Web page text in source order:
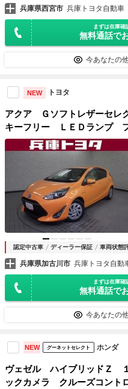
兵庫県西宮市 兵庫トヨタ自動車
まずは在庫確
無料通話で
今あなたの
NEW トヨタ
アクア Ｇソフトレザーセ
キーフリー ＬＥＤランプ
コーダ ナビＴＶ クルーズ
ＥＴＣ車載器 スマートキー
認定中古車 ディーラー保証 車両状態
兵庫県加古川市 兵庫トヨタ自動
まずは在庫確
無料通話で
今あなたの
NEW グーネットセレクト ホンダ
ヴェゼル ハイブリッドＺ
ックカメラ クルーズコン